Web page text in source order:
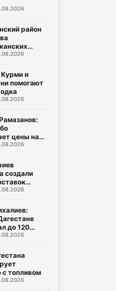
район
Героев
и
помогают
цены на
создали
до 120
топливом